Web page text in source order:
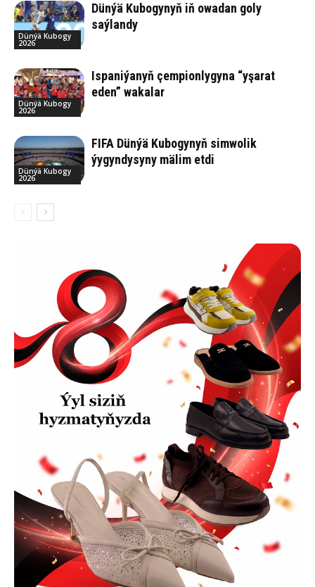
Dünýä Kubogy
2026
Dünýä Kubogynyň iň owadan goly
saýlandy
Dünýä Kubogy
2026
Ispaniýanyň çempionlygyna “yşarat
eden” wakalar
Dünýä Kubogy
2026
FIFA Dünýä Kubogynyň simwolik
ýygyndysyny mälim etdi